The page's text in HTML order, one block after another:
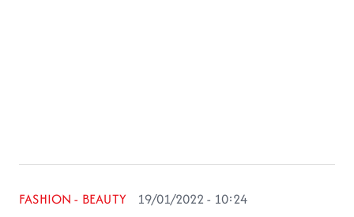
FASHION - BEAUTY 19/01/2022 - 10:24